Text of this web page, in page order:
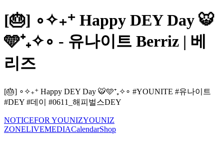
[🎂] ∘✧₊⁺ Happy DEY Day 🐯
🩵⁺₊✧∘ - 유나이트 Berriz | 베
리즈
[🎂] ∘✧₊⁺ Happy DEY Day 🐯🩵⁺₊✧∘ #YOUNITE #유나이트
#DEY #데이 #0611_해피벌스DEY
NOTICEFOR YOUNIZYOUNIZ
ZONELIVEMEDIACalendarShop